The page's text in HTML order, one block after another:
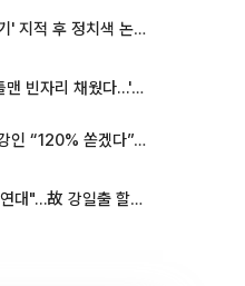
김희철, '뒤집힌 태극기' 지적 후 정치색 논란…"좌우 떠나 우리나라 국기"
'불명' 문세윤, 故 터틀맨 빈자리 채웠다…'거북이' 눈물의 최종 우승
AT마드리드 ‘7번’ 이강인 “120% 쏟겠다”⋯시메오네 감독 “필요한 선수”
추미애 "우리 목표는 연대"…故 강일출 할머니 흉상 제막